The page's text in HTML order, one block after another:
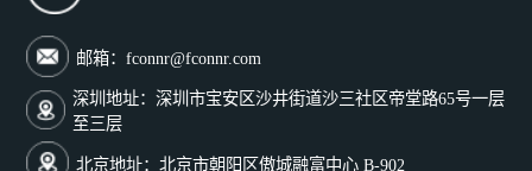
邮箱：fconnr@fconnr.com
深圳地址：深圳市宝安区沙井街道沙三社区帝堂路65号一层
至三层
北京地址：北京市朝阳区傲城融富中心 B-902